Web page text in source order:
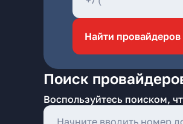
Найти провайдеров
Поиск
Воспользуйтесь поиском,